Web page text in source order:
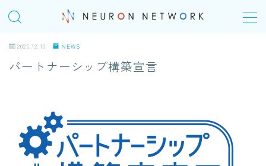
MENU
COMPANY
会社概要
＠Homeday
2025.12.10 NEWS
パートナーシップ構築宣言